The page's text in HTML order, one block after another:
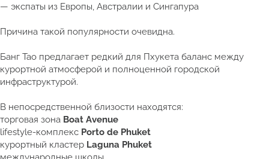
— экспаты из Европы, Австралии и Сингапура
Причина такой популярности очевидна.
Банг Тао предлагает редкий для Пхукета баланс между
курортной атмосферой и полноценной городской
инфраструктурой.
В непосредственной близости находятся:
торговая зона Boat Avenue
lifestyle-комплекс Porto de Phuket
курортный кластер Laguna Phuket